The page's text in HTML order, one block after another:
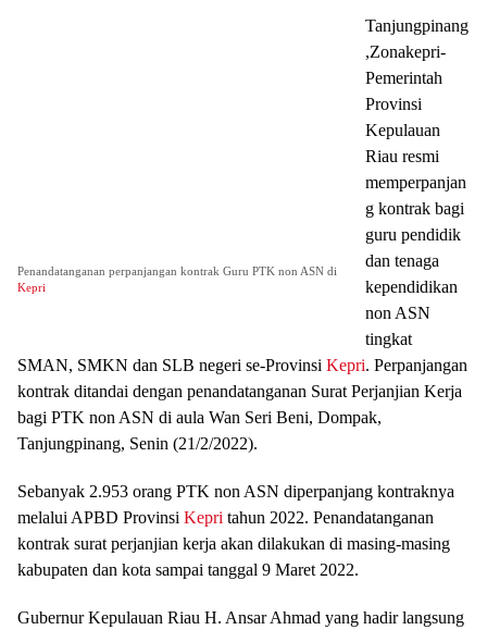
Penandatanganan perpanjangan kontrak Guru PTK non ASN di
Kepri
Tanjungpinang
,Zonakepri-
Pemerintah
Provinsi
Kepulauan
Riau resmi
memperpanjan
g kontrak bagi
guru pendidik
dan tenaga
kependidikan
non ASN
tingkat
SMAN, SMKN dan SLB negeri se-Provinsi Kepri. Perpanjangan
kontrak ditandai dengan penandatanganan Surat Perjanjian Kerja
bagi PTK non ASN di aula Wan Seri Beni, Dompak,
Tanjungpinang, Senin (21/2/2022).
Sebanyak 2.953 orang PTK non ASN diperpanjang kontraknya
melalui APBD Provinsi Kepri tahun 2022. Penandatanganan
kontrak surat perjanjian kerja akan dilakukan di masing-masing
kabupaten dan kota sampai tanggal 9 Maret 2022.
Gubernur Kepulauan Riau H. Ansar Ahmad yang hadir langsung